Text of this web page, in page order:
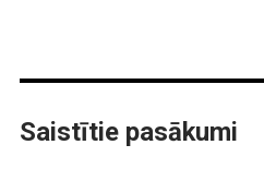
Saistītie pasākumi